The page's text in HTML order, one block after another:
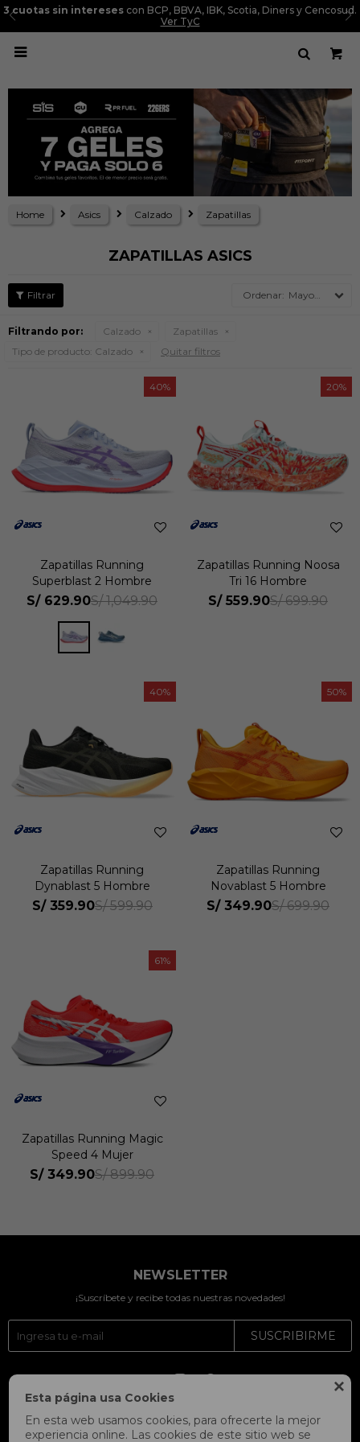

Esta página usa Cookies
En esta web usamos cookies, para ofrecerte la mejor
experiencia online. Las cookies de este sitio web se
3 cuotas sin intereses con BCP, BBVA, IBK, Scotia, Diners y Cencosud.
Ver TyC

Home Asics Calzado Zapatillas
ZAPATILLAS ASICS
Mayor precio
Filtrando por: Calzado
Zapatillas
Tipo de producto: Calzado Quitar filtros
40
Zapatillas Running
Superblast 2 Hombre
S/ 629.90S/ 1,049.90
20
Zapatillas Running Noosa
Tri 16 Hombre
S/ 559.90S/ 699.90
40
Zapatillas Running
Dynablast 5 Hombre
S/ 359.90S/ 599.90
50
Zapatillas Running
Novablast 5 Hombre
S/ 349.90S/ 699.90
61
Zapatillas Running Magic
Speed 4 Mujer
S/ 349.90S/ 899.90
NEWSLETTER
¡Suscríbete y recibe todas nuestras novedades!
SUSCRIBIRME